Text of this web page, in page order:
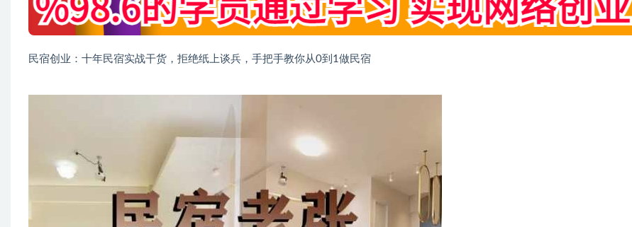
民宿创业：十年民宿实战干货，拒绝纸上谈兵，手把手教你从0到1做民宿